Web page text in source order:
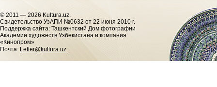
© 2011 — 2026 Kultura.uz.
Cвидетельство УзАПИ №0632 от 22 июня 2010 г.
Поддержка сайта: Ташкентский Дом фотографии
Академии художеств Узбекистана и компания
«Кинопром»
Почта: Letter@kultura.uz